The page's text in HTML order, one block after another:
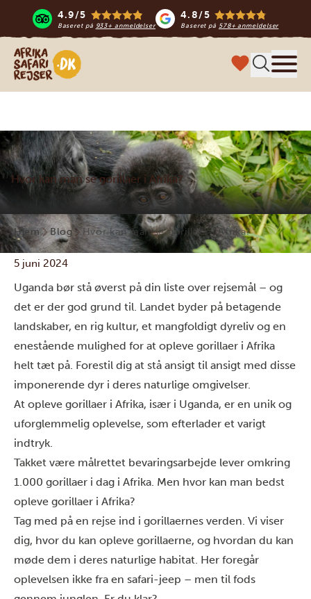
4.9/5
Baseret på 933+ anmeldelser
4.8/5
Baseret på 578+ anmeldelser
Safari-rejser i Afrika
Hvor kan man se gorillaer i Afrika?
Hjem Blog Hvor kan man se gorillaer i Afrika?
5 juni 2024
Uganda bør stå øverst på din liste over rejsemål – og
det er der god grund til. Landet byder på betagende
landskaber, en rig kultur, et mangfoldigt dyreliv og en
enestående mulighed for at opleve gorillaer i Afrika
helt tæt på. Forestil dig at stå ansigt til ansigt med disse
imponerende dyr i deres naturlige omgivelser.
At opleve gorillaer i Afrika, især i Uganda, er en unik og
uforglemmelig oplevelse, som efterlader et varigt
indtryk.
Takket være målrettet bevaringsarbejde lever omkring
1.000 gorillaer i dag i Afrika. Men hvor kan man bedst
opleve gorillaer i Afrika?
Tag med på en rejse ind i gorillaernes verden. Vi viser
dig, hvor du kan opleve gorillaerne, og hvordan du kan
møde dem i deres naturlige habitat. Her foregår
oplevelsen ikke fra en safari-jeep – men til fods